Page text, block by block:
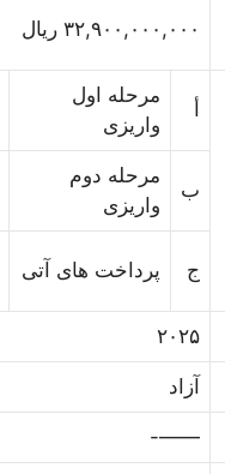
۳۲,۹۰۰,۰۰۰,۰۰۰ ریال
مرحله اول
واریزی
ب
مرحله دوم
واریزی
ج پرداخت های آتی
۲۰۲۵
آزاد
——-